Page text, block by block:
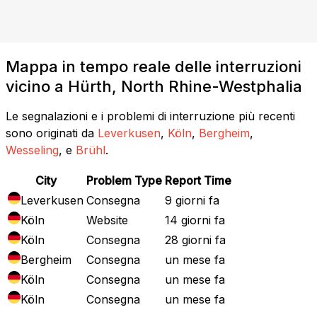
Mappa in tempo reale delle interruzioni
vicino a Hürth, North Rhine-Westphalia
Le segnalazioni e i problemi di interruzione più recenti
sono originati da Leverkusen, Köln, Bergheim,
Wesseling, e Brühl.
City Problem Type Report Time
Leverkusen Consegna
9 giorni fa
Köln
Website
14 giorni fa
Köln
Consegna
28 giorni fa
Bergheim
Consegna
un mese fa
Köln
Consegna
un mese fa
Köln
Consegna un mese fa